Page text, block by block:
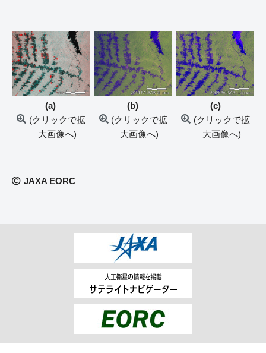
(a)
(クリックで拡
大画像へ)
(b)
(クリックで拡
大画像へ)
(c)
(クリックで拡
大画像へ)
JAXA EORC